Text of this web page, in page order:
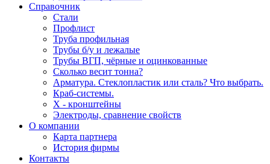
Справочник
Стали
Профлист
Труба профильная
Трубы б/у и лежалые
Трубы ВГП, чёрные и оцинкованные
Сколько весит тонна?
Арматура. Стеклопластик или сталь? Что выбрать.
Краб-системы.
Х - кронштейны
Электроды, сравнение свойств
О компании
Карта партнера
История фирмы
Контакты